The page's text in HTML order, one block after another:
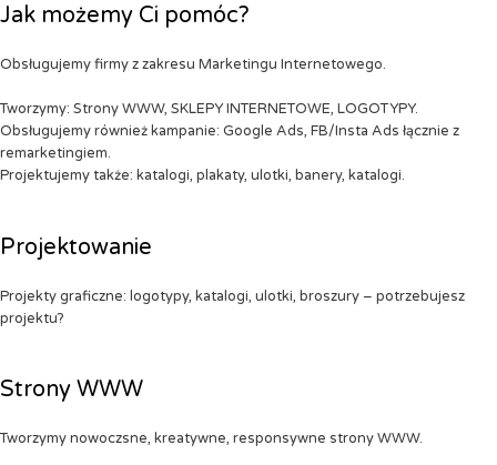
Jak możemy Ci pomóc?
Obsługujemy firmy z zakresu Marketingu Internetowego.
Tworzymy: Strony WWW, SKLEPY INTERNETOWE, LOGOTYPY.
Obsługujemy również kampanie: Google Ads, FB/Insta Ads łącznie z
remarketingiem.
Projektujemy także: katalogi, plakaty, ulotki, banery, katalogi.
Projektowanie
Projekty graficzne: logotypy, katalogi, ulotki, broszury – potrzebujesz
projektu?
Strony WWW
Tworzymy nowoczsne, kreatywne, responsywne strony WWW.